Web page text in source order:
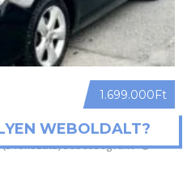
WEBOLDALT?
1.699.000Ft
fokozatú) sebességváltó